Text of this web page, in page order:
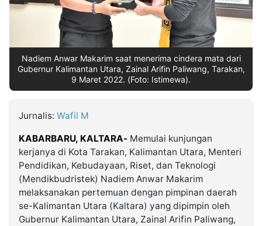
Kabarbaru
Kabarbaru.co
2026
Nadiem Anwar Makarim saat menerima cindera mata dari
Gubernur Kalimantan Utara, Zainal Arifin Paliwang, Tarakan,
9 Maret 2022. (Foto: Istimewa).
Jurnalis: Wafil M
KABARBARU, KALTARA- Memulai kunjungan
kerjanya di Kota Tarakan, Kalimantan Utara, Menteri
Pendidikan, Kebudayaan, Riset, dan Teknologi
(Mendikbudristek) Nadiem Anwar Makarim
melaksanakan pertemuan dengan pimpinan daerah
se-Kalimantan Utara (Kaltara) yang dipimpin oleh
Gubernur Kalimantan Utara, Zainal Arifin Paliwang,